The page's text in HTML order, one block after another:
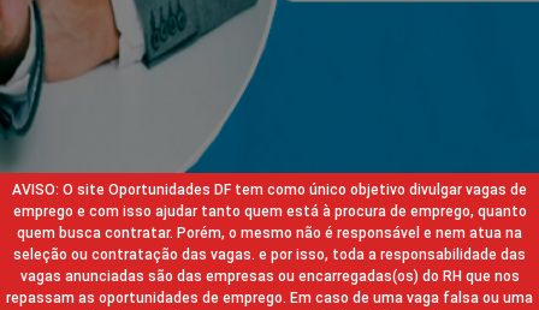
AVISO: O site Oportunidades DF tem como único objetivo divulgar vagas de
emprego e com isso ajudar tanto quem está à procura de emprego, quanto
quem busca contratar. Porém, o mesmo não é responsável e nem atua na
seleção ou contratação das vagas. e por isso, toda a responsabilidade das
vagas anunciadas são das empresas ou encarregadas(os) do RH que nos
repassam as oportunidades de emprego. Em caso de uma vaga falsa ou uma